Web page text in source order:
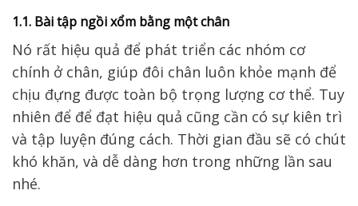
1.1. Bài tập ngồi xổm bằng một chân
Nó rất hiệu quả để phát triển các nhóm cơ
chính ở chân, giúp đôi chân luôn khỏe mạnh để
chịu đựng được toàn bộ trọng lượng cơ thể. Tuy
nhiên để để đạt hiệu quả cũng cần có sự kiên trì
và tập luyện đúng cách. Thời gian đầu sẽ có chút
khó khăn, và dễ dàng hơn trong những lần sau
nhé.